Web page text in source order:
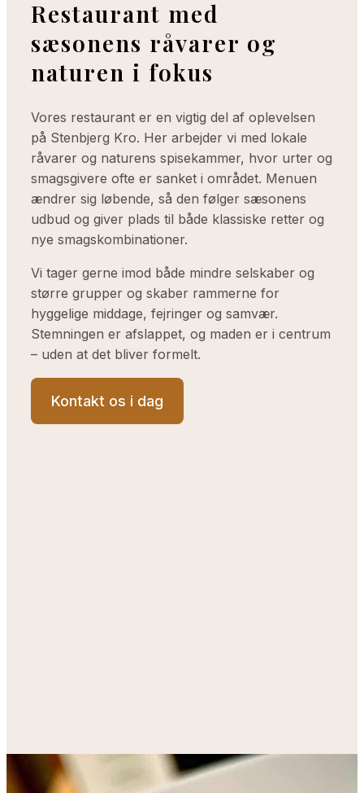
Restaurant med
sæsonens råvarer og
naturen i fokus
Vores restaurant er en vigtig del af oplevelsen
på Stenbjerg Kro. Her arbejder vi med lokale
råvarer og naturens spisekammer, hvor urter og
smagsgivere ofte er sanket i området. Menuen
ændrer sig løbende, så den følger sæsonens
udbud og giver plads til både klassiske retter og
nye smagskombinationer.
Vi tager gerne imod både mindre selskaber og
større grupper og skaber rammerne for
hyggelige middage, fejringer og samvær.
Stemningen er afslappet, og maden er i centrum
– uden at det bliver formelt.
Kontakt os i dag